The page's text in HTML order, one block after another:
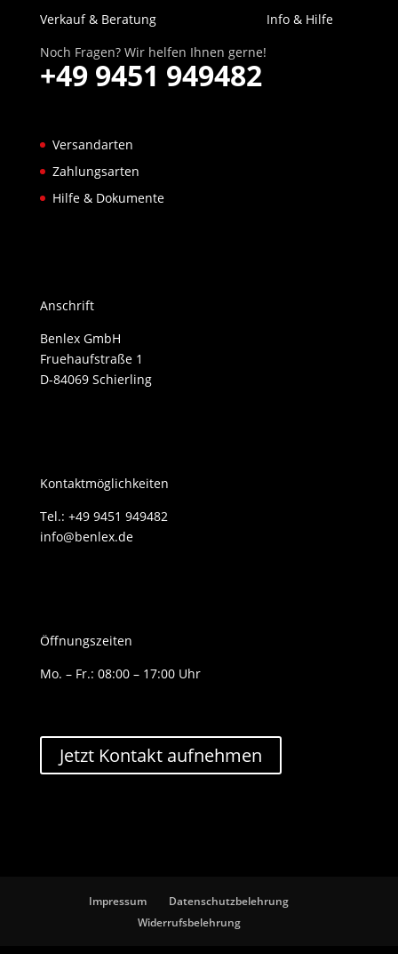
Verkauf & Beratung
Noch Fragen? Wir helfen Ihnen gerne!
+49 9451 949482
Info & Hilfe
Versandarten
Zahlungsarten
Hilfe & Dokumente
Anschrift
Benlex GmbH
Fruehaufstraße 1
D-84069 Schierling
Kontaktmöglichkeiten
Tel.: +49 9451 949482
info@benlex.de
Öffnungszeiten
Mo. – Fr.: 08:00 – 17:00 Uhr
Jetzt Kontakt aufnehmen
Impressum
Datenschutzbelehrung
Widerrufsbelehrung